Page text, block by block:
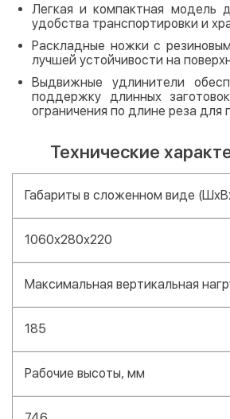
Легкая и компактная модель
удобства транспортировки и
Раскладные ножки с
лучшей устойчивости на
Выдвижные удлинители
поддержку длинных
ограничения по длине реза для
Технические
Габариты в сложенном виде
1060х280х220
Максимальная вертикальная
185
Рабочие высоты, мм